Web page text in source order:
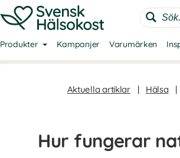
Produkter Kampanjer Varumärken
Aktuella artiklar | Hälsa |
Hur fungerar